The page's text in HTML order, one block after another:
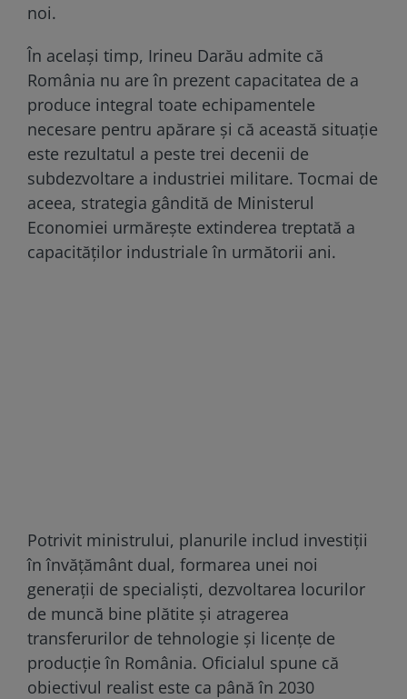
noi.
În același timp, Irineu Darău admite că
România nu are în prezent capacitatea de a
produce integral toate echipamentele
necesare pentru apărare și că această situație
este rezultatul a peste trei decenii de
subdezvoltare a industriei militare. Tocmai de
aceea, strategia gândită de Ministerul
Economiei urmărește extinderea treptată a
capacităților industriale în următorii ani.
Potrivit ministrului, planurile includ investiții
în învățământ dual, formarea unei noi
generații de specialiști, dezvoltarea locurilor
de muncă bine plătite și atragerea
transferurilor de tehnologie și licențe de
producție în România. Oficialul spune că
obiectivul realist este ca până în 2030